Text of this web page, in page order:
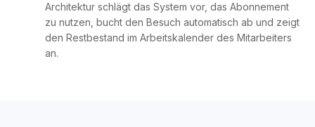
Architektur schlägt das System vor, das Abonnement
zu nutzen, bucht den Besuch automatisch ab und zeigt
den Restbestand im Arbeitskalender des Mitarbeiters
an.